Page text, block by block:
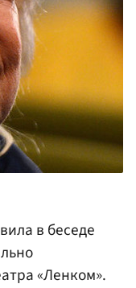
в беседе
«Ленком».